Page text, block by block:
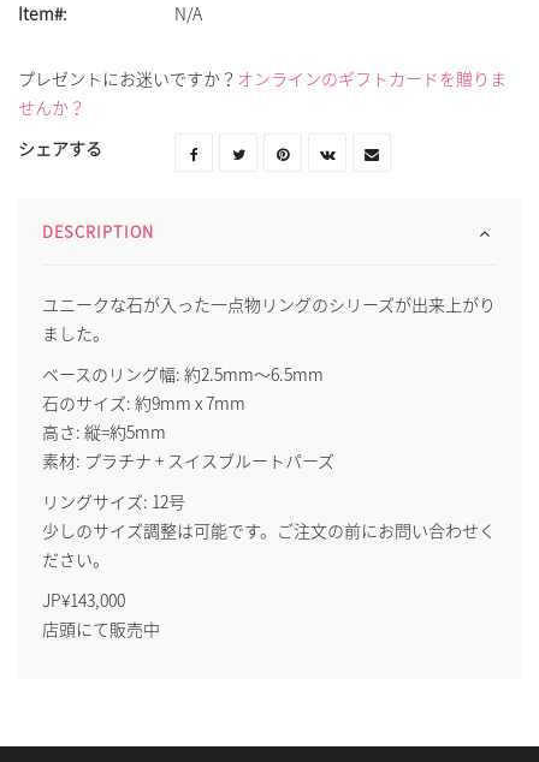
Item#:
N/A
プレゼントにお迷いですか？ オンラインのギフトカードを贈りま
せんか？
シェアする
DESCRIPTION
ユニークな石が入った一点物リングのシリーズが出来上がり
ました。
ベースのリング幅: 約2.5mm〜6.5mm
石のサイズ: 約9mm x 7mm
高さ: 縦=約5mm
素材: プラチナ + スイスブルートパーズ
リングサイズ: 12号
少しのサイズ調整は可能です。ご注文の前にお問い合わせく
ださい。
JP¥143,000
店頭にて販売中